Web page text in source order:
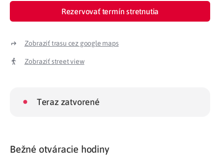
Rezervovať termín stretnutia
Zobraziť trasu cez google maps
Zobraziť street view
• Teraz zatvorené
Bežné otváracie hodiny